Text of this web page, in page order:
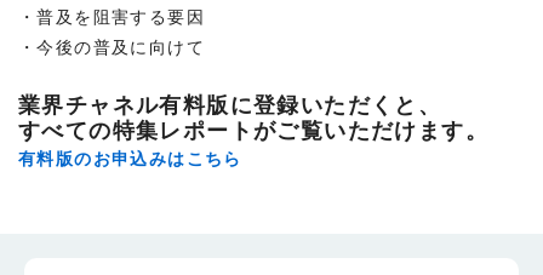
・普及を阻害する要因
・今後の普及に向けて
業界チャネル有料版に登録いただくと、
すべての特集レポートがご覧いただけます。
有料版のお申込みはこちら